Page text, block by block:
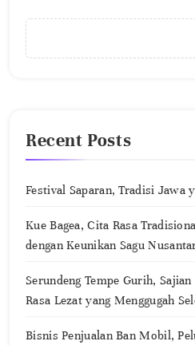
Recent Posts
Festival Saparan, Tradisi Jawa
Kue Bagea, Cita Rasa
dengan Keunikan Sagu
Serundeng Tempe Gurih,
Rasa Lezat yang Menggugah
Bisnis Penjualan Ban Mobil,